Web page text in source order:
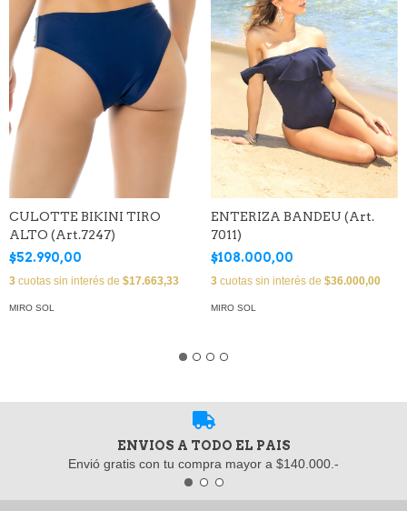
CULOTTE BIKINI TIRO
ALTO (Art.7247)
$52.990,00
3 cuotas sin interés de $17.663,33
MIRO SOL
ENTERIZA BANDEU (Art.
7011)
$108.000,00
3cuotas sin interés de $36.000,00
MIRO SOL
ENVIOS A TODO EL PAIS
Envió gratis con tu compra mayor a $140.000.-